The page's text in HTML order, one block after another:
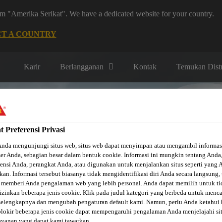
"Amerika Serikat". We have a dedicated website for your country.
A COUNTRY
Karir Berlangganan Kontak Temukan
menurut
Solusi menurut
Projek
Solusi Otomotif &
Industri
Preferensi Privasi
mengunjungi situs web, situs web dapat menyimpan atau mengambil
Anda, sebagian besar dalam bentuk cookie. Informasi ini mungkin tentang Anda,
Anda, perangkat Anda, atau digunakan untuk menjalankan situs seperti yang
Informasi tersebut biasanya tidak mengidentifikasi diri Anda secara langsung,
memberi Anda pengalaman web yang lebih personal. Anda dapat memilih untuk
beberapa jenis cookie. Klik pada judul kategori yang berbeda untuk
dan mengubah pengaturan default kami. Namun, perlu Anda ketahui
beberapa jenis cookie dapat mempengaruhi pengalaman Anda menjelajahi